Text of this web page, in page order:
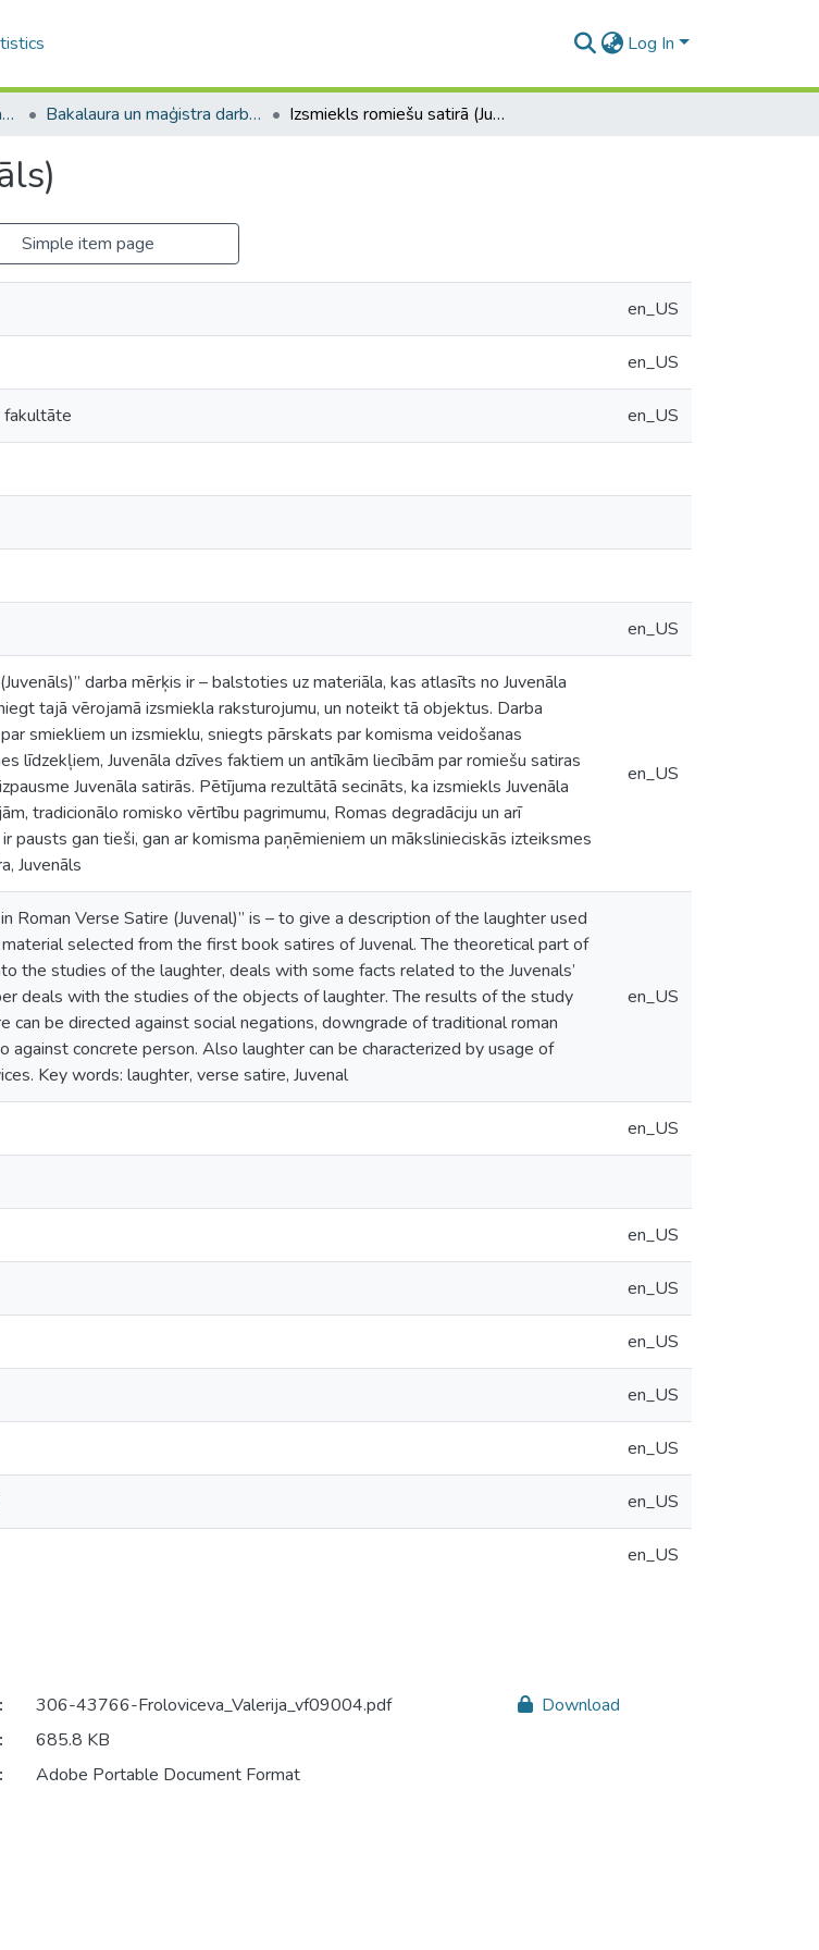
Log In
A -- Humanitāro zinātņu fakultāte / Faculty of Humanities Bakalaura un maģistra darbi (HZF) / Bachelor's and Master's theses Izsmiekls romiešu satirā (Juvenāls)
Simple item page
en_US
en_US
fakultāte en_US
en_US
darba mērķis ir – balstoties uz materiāla, kas atlasīts no Juvenāla
tajā vērojamā izsmiekla raksturojumu, un noteikt tā objektus. Darba
smiekliem un izsmieklu, sniegts pārskats par komisma veidošanas
līdzekļiem, Juvenāla dzīves faktiem un antīkām liecībām par romiešu satiras
Juvenāla satirās. Pētījuma rezultātā secināts, ka izsmiekls Juvenāla
tradicionālo romisko vērtību pagrimumu, Romas degradāciju un arī
pausts gan tieši, gan ar komisma paņēmieniem un mākslinieciskās izteiksmes
Juvenāls
en_US
Roman Verse Satire (Juvenal)” is – to give a description of the laughter used
selected from the first book satires of Juvenal. The theoretical part of
the studies of the laughter, deals with some facts related to the Juvenals’
deals with the studies of the objects of laughter. The results of the study
can be directed against social negations, downgrade of traditional roman
against concrete person. Also laughter can be characterized by usage of
Key words: laughter, verse satire, Juvenal
en_US
en_US
en_US
en_US
en_US
en_US
en_US
en_US
en_US
306-43766-Froloviceva_Valerija_vf09004.pdf
685.8 KB
Adobe Portable Document Format
Download